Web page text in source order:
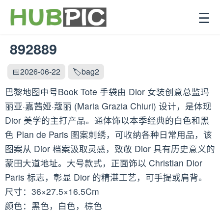
☰
892889
📅2026-06-22 🏷️bag2
巴黎地图中号Book Tote 手袋由 Dior 女装创意总监玛
丽亚·嘉茜娅·蔻丽 (Maria Grazia Chiuri) 设计，是体现
Dior 美学的主打产品。通体饰以本季经典的白色和黑
色 Plan de Paris 图案刺绣，可收纳各种日常用品，该
图案从 Dior 档案汲取灵感，致敬 Dior 具有历史意义的
蒙田大道地址。大号款式，正面饰以 Christian Dior
Paris 标志，彰显 Dior 的精湛工艺，可手提或肩背。
尺寸：36×27.5×16.5Cm
颜色：黑色，白色，棕色